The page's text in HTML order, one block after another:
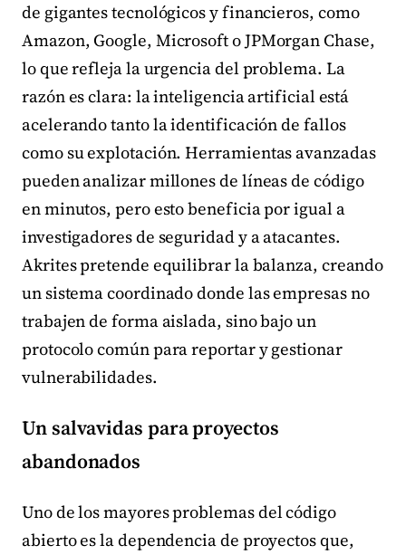
de gigantes tecnológicos y financieros, como
Amazon, Google, Microsoft o JPMorgan Chase,
lo que refleja la urgencia del problema. La
razón es clara: la inteligencia artificial está
acelerando tanto la identificación de fallos
como su explotación. Herramientas avanzadas
pueden analizar millones de líneas de código
en minutos, pero esto beneficia por igual a
investigadores de seguridad y a atacantes.
Akrites pretende equilibrar la balanza, creando
un sistema coordinado donde las empresas no
trabajen de forma aislada, sino bajo un
protocolo común para reportar y gestionar
vulnerabilidades.
Un salvavidas para proyectos
abandonados
Uno de los mayores problemas del código
abierto es la dependencia de proyectos que,